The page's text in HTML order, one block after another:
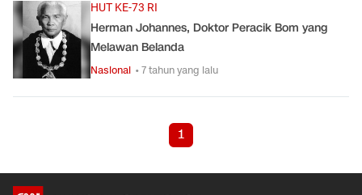
HUT KE-73 RI
Herman Johannes, Doktor Peracik Bom yang
Melawan Belanda
Nasional • 7 tahun yang lalu
1